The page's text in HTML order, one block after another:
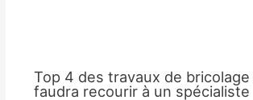
Top 4 des travaux de bricolage
faudra recourir à un spécialiste